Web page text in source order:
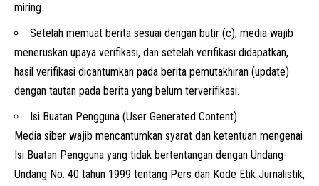
miring.
Setelah memuat berita sesuai dengan butir (c), media wajib
meneruskan upaya verifikasi, dan setelah verifikasi didapatkan,
hasil verifikasi dicantumkan pada berita pemutakhiran (update)
dengan tautan pada berita yang belum terverifikasi.
Isi Buatan Pengguna (User Generated Content)
Media siber wajib mencantumkan syarat dan ketentuan mengenai
Isi Buatan Pengguna yang tidak bertentangan dengan Undang-
Undang No. 40 tahun 1999 tentang Pers dan Kode Etik Jurnalistik,